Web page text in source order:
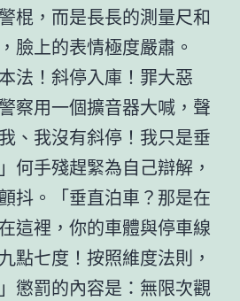
棍，而是長長的測量尺和
臉上的表情極度嚴肅。
法！斜停入庫！罪大惡
察用一個擴音器大喊，聲
、我沒有斜停！我只是垂
何手殘趕緊為自己辯解，
抖。「垂直泊車？那是在
這裡，你的車體與停車線
七度！按照維度法則，
懲罰的內容是：無限次觀